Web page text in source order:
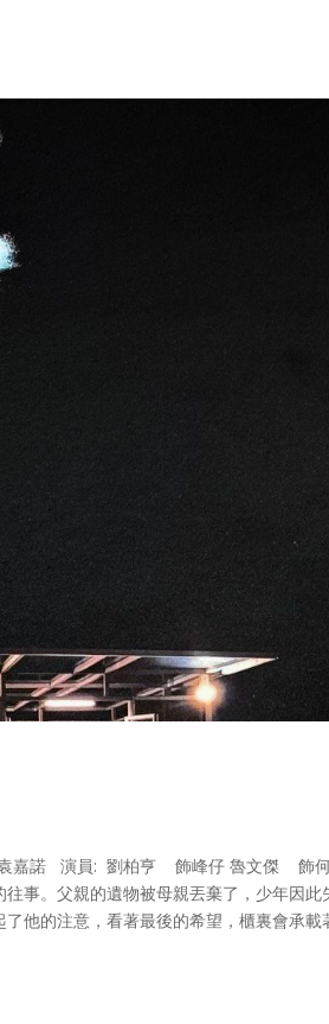
袁嘉諾 演員: 劉柏亨 飾峰仔 魯文傑 飾
事。父親的遺物被母親丟棄了，少年因此
他的注意，看著最後的希望，櫃裏會承載